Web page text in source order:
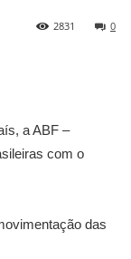
0
2831
a ABF –
com o
das